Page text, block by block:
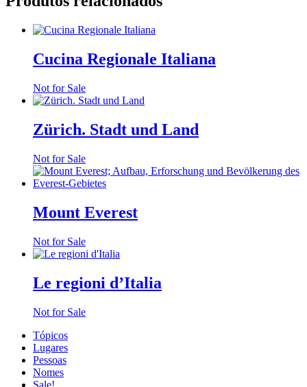
Cucina Regionale Italiana
Not for Sale
Zürich. Stadt und Land
Not for Sale
Mount Everest
Not for Sale
Le regioni d’Italia
Not for Sale
Tópicos
Lugares
Pessoas
Nomes
Sale!